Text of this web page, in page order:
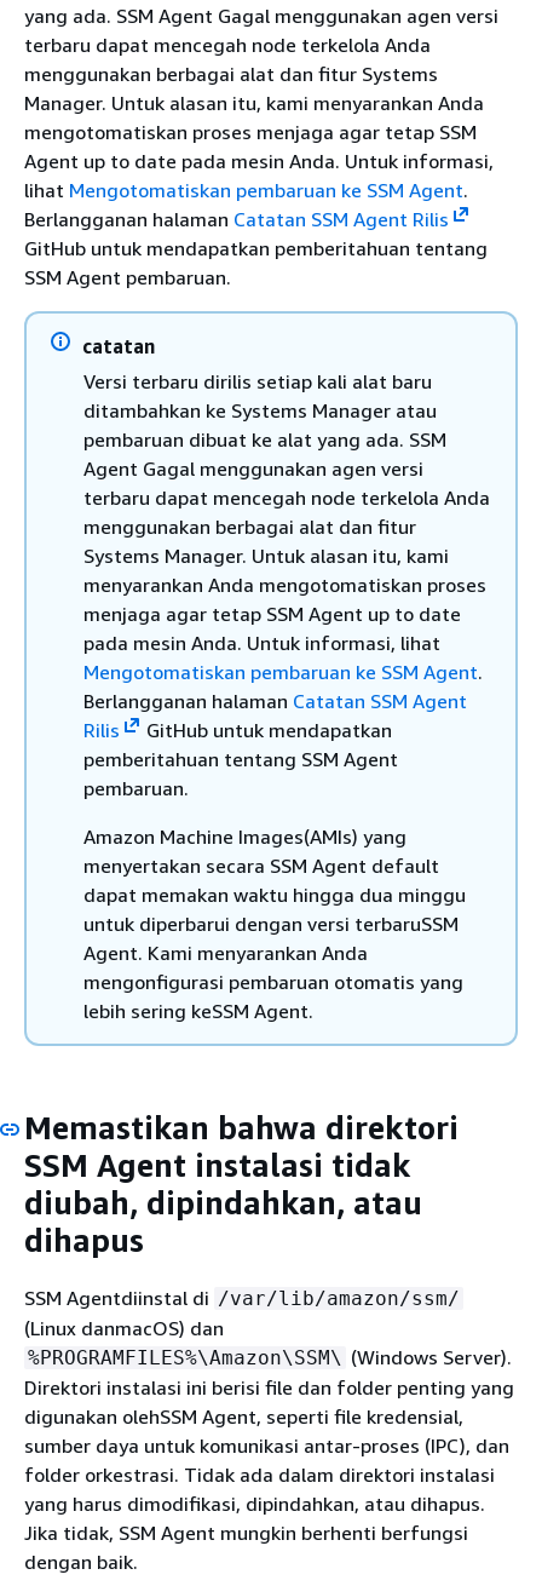
yang ada. SSM Agent Gagal menggunakan agen versi
terbaru dapat mencegah node terkelola Anda
menggunakan berbagai alat dan fitur Systems
Manager. Untuk alasan itu, kami menyarankan Anda
mengotomatiskan proses menjaga agar tetap SSM
Agent up to date pada mesin Anda. Untuk informasi,
lihat Mengotomatiskan pembaruan ke SSM Agent.
Berlangganan halaman Catatan SSM Agent Rilis
GitHub untuk mendapatkan pemberitahuan tentang
SSM Agent pembaruan.
catatan
Versi terbaru dirilis setiap kali alat baru
ditambahkan ke Systems Manager atau
pembaruan dibuat ke alat yang ada. SSM
Agent Gagal menggunakan agen versi
terbaru dapat mencegah node terkelola Anda
menggunakan berbagai alat dan fitur
Systems Manager. Untuk alasan itu, kami
menyarankan Anda mengotomatiskan proses
menjaga agar tetap SSM Agent up to date
pada mesin Anda. Untuk informasi, lihat
Mengotomatiskan pembaruan ke SSM Agent.
Berlangganan halaman Catatan SSM Agent
Rilis
GitHub untuk mendapatkan
pemberitahuan tentang SSM Agent
pembaruan.
Amazon Machine Images(AMIs) yang
menyertakan secara SSM Agent default
dapat memakan waktu hingga dua minggu
untuk diperbarui dengan versi terbaruSSM
Agent. Kami menyarankan Anda
mengonfigurasi pembaruan otomatis yang
lebih sering keSSM Agent.
Memastikan bahwa direktori
SSM Agent instalasi tidak
diubah, dipindahkan, atau
dihapus
SSM Agentdiinstal di /var/lib/amazon/ssm/
(Linux danmacOS) dan
%PROGRAMFILES%\Amazon\SSM\ (Windows Server).
Direktori instalasi ini berisi file dan folder penting yang
digunakan olehSSM Agent, seperti file kredensial,
sumber daya untuk komunikasi antar-proses (IPC), dan
folder orkestrasi. Tidak ada dalam direktori instalasi
yang harus dimodifikasi, dipindahkan, atau dihapus.
Jika tidak, SSM Agent mungkin berhenti berfungsi
dengan baik.